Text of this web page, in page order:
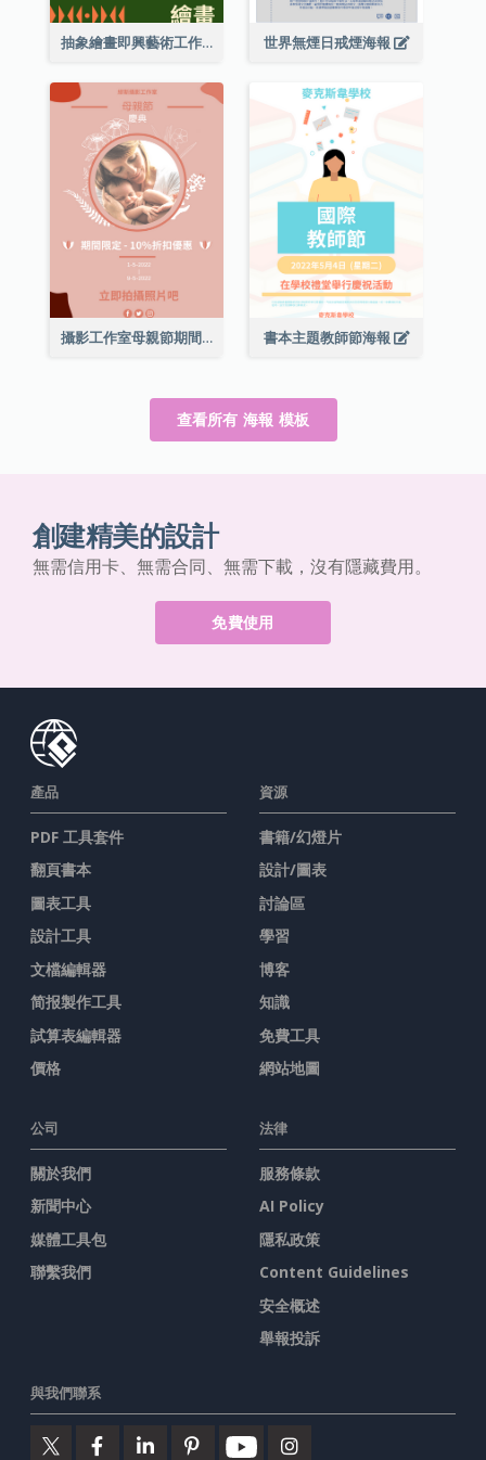
抽象繪畫即興藝術工作坊海報 世界無煙日戒煙海報
攝影工作室母親節期間限定優惠宣傳海報 書本主題教師節海報
查看所有 海報 模板
創建精美的設計
無需信用卡、無需合同、無需下載，沒有隱藏費用。
免費使用
產品
PDF 工具套件
翻頁書本
圖表工具
設計工具
文檔編輯器
简报製作工具
試算表編輯器
價格
資源
書籍/幻燈片
設計/圖表
討論區
學習
博客
知識
免費工具
網站地圖
公司
關於我們
新聞中心
媒體工具包
聯繫我們
法律
服務條款
AI Policy
隱私政策
Content Guidelines
安全概述
舉報投訴
與我們聯系